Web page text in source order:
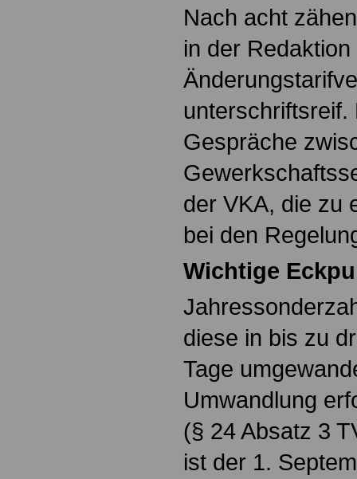
Nach acht
in der
unterschriftsreif.
Gespräche
der VKA, die zu
bei den
Wichtige
diese in bis zu
Tage
Umwandlung
(§ 24 Absatz 3
ist der 1.